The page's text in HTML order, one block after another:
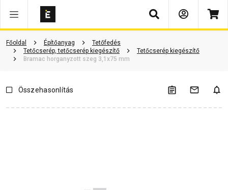
Keresés
Főoldal Építőanyag
Tetőfedés
Tetőcserép, tetőcserép kiegészítő
Tetőcserép kiegészítő
Bramac horganyzott szeg 3,1x75 mm
Vásárlói vélemények Kérdések és válaszok Kapcsolódó cikkek
Összehasonlítás